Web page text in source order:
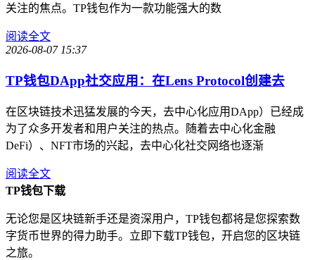
关注的焦点。TP钱包作为一款功能强大的数
阅读全文
2026-08-07 15:37
TP钱包DApp社交应用：在Lens Protocol创建去
在区块链技术迅猛发展的今天，去中心化应用DApp）已经成
为了众多开发者和用户关注的热点。随着去中心化金融
DeFi）、NFT市场的兴起，去中心化社交网络也逐渐
阅读全文
TP钱包下载
无论您是区块链新手还是资深用户，TP钱包都将是您探索数
字货币世界的得力助手。立即下载TP钱包，开启您的区块链
之旅。